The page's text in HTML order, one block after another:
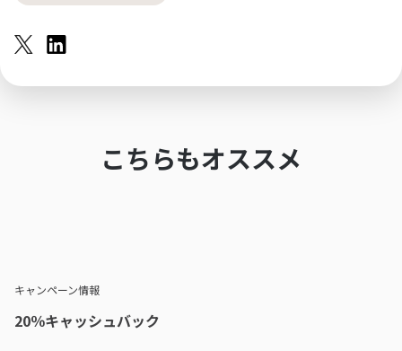
こちらもオススメ
キャンペーン情報
20％キャッシュバック